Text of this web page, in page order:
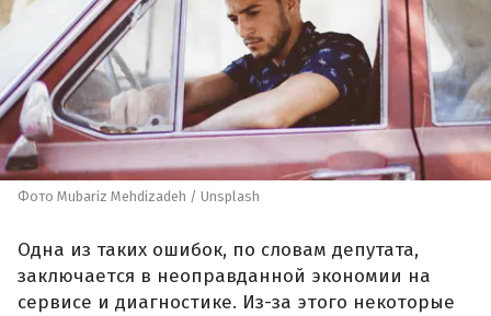
Фото Mubariz Mehdizadeh / Unsplash
Одна из таких ошибок, по словам депутата,
заключается в неоправданной экономии на
сервисе и диагностике. Из-за этого некоторые